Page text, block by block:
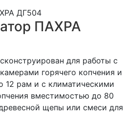
ПАХРА
для работы с
горячего копчения и
12 рам и с климатическими
вместимостью до 80
щепы или смеси для